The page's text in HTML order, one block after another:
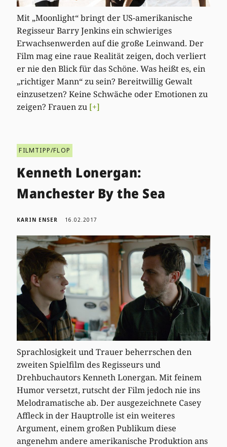
Mit „Moonlight“ bringt der US-amerikanische
Regisseur Barry Jenkins ein schwieriges
Erwachsenwerden auf die große Leinwand. Der
Film mag eine raue Realität zeigen, doch verliert
er nie den Blick für das Schöne. Was heißt es, ein
„richtiger Mann“ zu sein? Bereitwillig Gewalt
einzusetzen? Keine Schwäche oder Emotionen zu
zeigen? Frauen zu [+]
FILMTIPP/FLOP
Kenneth Lonergan:
Manchester By the Sea
KARIN ENSER 16.02.2017
Sprachlosigkeit und Trauer beherrschen den
zweiten Spielfilm des Regisseurs und
Drehbuchautors Kenneth Lonergan. Mit feinem
Humor versetzt, rutscht der Film jedoch nie ins
Melodramatische ab. Der ausgezeichnete Casey
Affleck in der Hauptrolle ist ein weiteres
Argument, einem großen Publikum diese
angenehm andere amerikanische Produktion ans